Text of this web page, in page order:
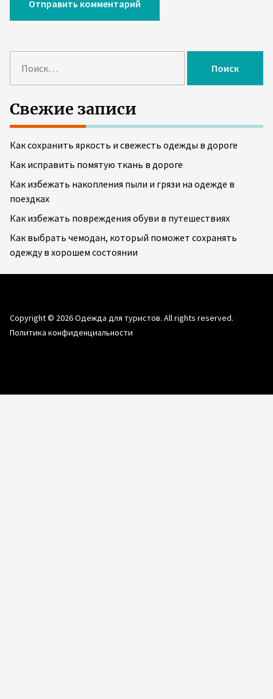
й
т
и
:
Свежие записи
Как сохранить яркость и свежесть одежды в дороге
Как исправить помятую ткань в дороге
Как избежать накопления пыли и грязи на одежде в
поездках
Как избежать повреждения обуви в путешествиях
Как выбрать чемодан, который поможет сохранять
одежду в хорошем состоянии
Copyright © 2026Одежда для туристов. All rights reserved.
Политика конфиденциальности